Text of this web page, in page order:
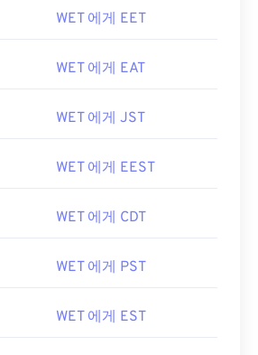
WET 에게 EET
WET 에게 EAT
WET 에게 JST
WET 에게 EEST
WET 에게 CDT
WET 에게 PST
WET 에게 EST